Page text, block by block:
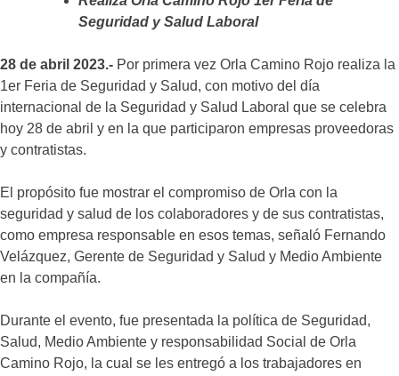
Seguridad y Salud Laboral
28 de abril 2023.- Por primera vez Orla Camino Rojo realiza la
1er Feria de Seguridad y Salud, con motivo del día
internacional de la Seguridad y Salud Laboral que se celebra
hoy 28 de abril y en la que participaron empresas proveedoras
y contratistas.
El propósito fue mostrar el compromiso de Orla con la
seguridad y salud de los colaboradores y de sus contratistas,
como empresa responsable en esos temas, señaló Fernando
Velázquez, Gerente de Seguridad y Salud y Medio Ambiente
en la compañía.
Durante el evento, fue presentada la política de Seguridad,
Salud, Medio Ambiente y responsabilidad Social de Orla
Camino Rojo, la cual se les entregó a los trabajadores en